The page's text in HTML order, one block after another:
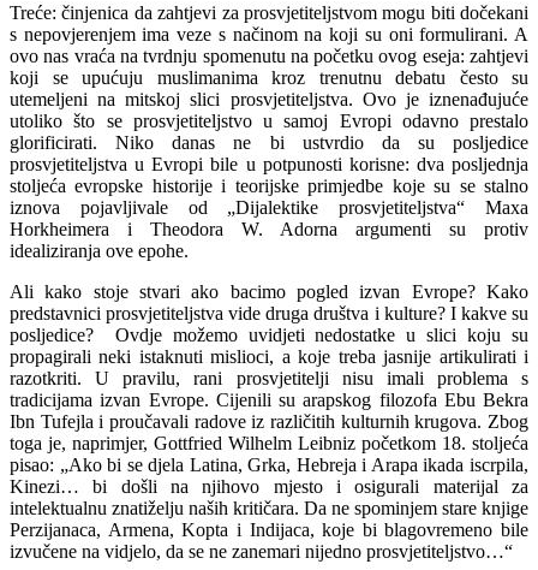
Treće: činjenica da zahtjevi za prosvjetiteljstvom mogu biti dočekani
s nepovjerenjem ima veze s načinom na koji su oni formulirani. A
ovo nas vraća na tvrdnju spomenutu na početku ovog eseja: zahtjevi
koji se upućuju muslimanima kroz trenutnu debatu često su
utemeljeni na mitskoj slici prosvjetiteljstva. Ovo je iznenađujuće
utoliko što se prosvjetiteljstvo u samoj Evropi odavno prestalo
glorificirati. Niko danas ne bi ustvrdio da su posljedice
prosvjetiteljstva u Evropi bile u potpunosti korisne: dva posljednja
stoljeća evropske historije i teorijske primjedbe koje su se stalno
iznova pojavljivale od „Dijalektike prosvjetiteljstva“ Maxa
Horkheimera i Theodora W. Adorna argumenti su protiv
idealiziranja ove epohe.
Ali kako stoje stvari ako bacimo pogled izvan Evrope? Kako
predstavnici prosvjetiteljstva vide druga društva i kulture? I kakve su
posljedice? Ovdje možemo uvidjeti nedostatke u slici koju su
propagirali neki istaknuti mislioci, a koje treba jasnije artikulirati i
razotkriti. U pravilu, rani prosvjetitelji nisu imali problema s
tradicijama izvan Evrope. Cijenili su arapskog filozofa Ebu Bekra
Ibn Tufejla i proučavali radove iz različitih kulturnih krugova. Zbog
toga je, naprimjer, Gottfried Wilhelm Leibniz početkom 18. stoljeća
pisao: „Ako bi se djela Latina, Grka, Hebreja i Arapa ikada iscrpila,
Kinezi… bi došli na njihovo mjesto i osigurali materijal za
intelektualnu znatiželju naših kritičara. Da ne spominjem stare knjige
Perzijanaca, Armena, Kopta i Indijaca, koje bi blagovremeno bile
izvučene na vidjelo, da se ne zanemari nijedno prosvjetiteljstvo…“